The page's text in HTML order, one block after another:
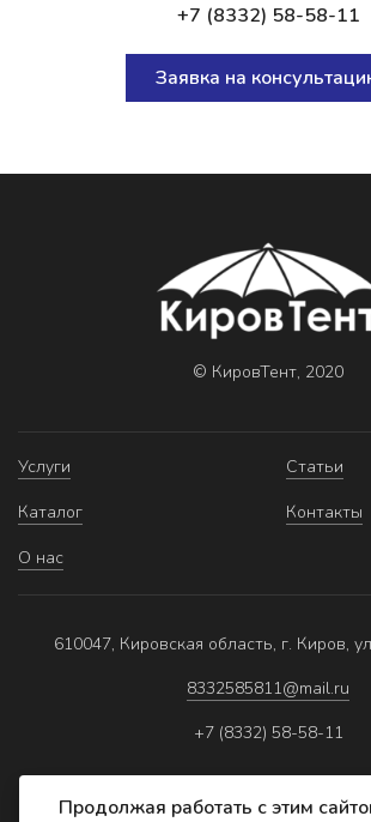
+7 (8332) 58-58-11
Заявка на
© КировТент, 2020
Услуги
Каталог
О нас
Статьи
Контакты
610047, Кировская область, г. Киров,
8332585811@mail.ru
+7 (8332) 58-58-11
Продолжая работать с этим